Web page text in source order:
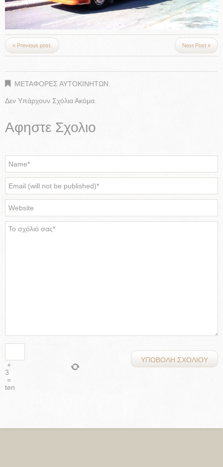
« Previous post. Next Post »
ΜΕΤΑΦΟΡΕΣ ΑΥΤΟΚΙΝΗΤΩΝ
Δεν Υπάρχουν Σχόλια Ακόμα.
Αφηστε Σχολιο
+
3
=
ten